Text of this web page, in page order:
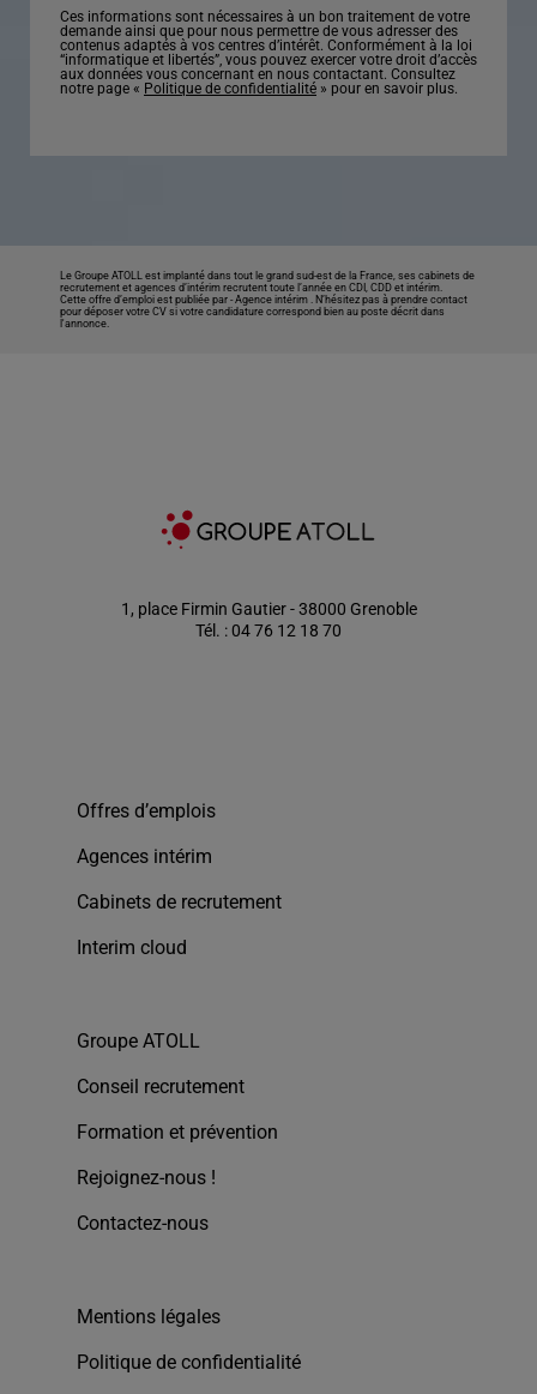
Ces informations sont nécessaires à un bon traitement de votre
demande ainsi que pour nous permettre de vous adresser des
contenus adaptés à vos centres d’intérêt. Conformément à la loi
“informatique et libertés”, vous pouvez exercer votre droit d’accès
aux données vous concernant en nous contactant. Consultez
notre page « Politique de confidentialité » pour en savoir plus.
Le Groupe ATOLL est implanté dans tout le grand sud-est de la France, ses cabinets de
recrutement et agences d’intérim recrutent toute l’année en CDI, CDD et intérim.
Cette offre d’emploi est publiée par -Agence intérim . N’hésitez pas à prendre contact
pour déposer votre CV si votre candidature correspond bien au poste décrit dans
l'annonce.
1, place Firmin Gautier - 38000 Grenoble
Tél. : 04 76 12 18 70
Offres d’emplois
Agences intérim
Cabinets de recrutement
Interim cloud
Groupe ATOLL
Conseil recrutement
Formation et prévention
Rejoignez-nous !
Contactez-nous
Mentions légales
Politique de confidentialité